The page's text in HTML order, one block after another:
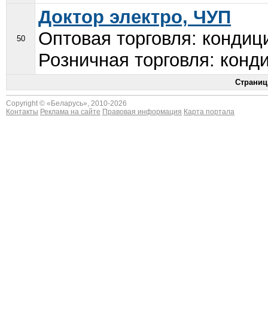
50
Доктор электро, ЧУП
Оптовая торговля:
Розничная торговля:
Copyright © « Беларусь», 2010-2026
Контакты Реклама на сайте Правовая информация Карта портала